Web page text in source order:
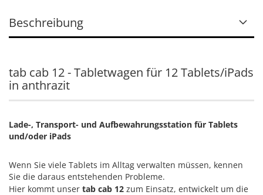
Beschreibung
tab cab 12 - Tabletwagen für 12 Tablets/iPads
in anthrazit
Lade-, Transport- und Aufbewahrungsstation für Tablets
und/oder iPads
Wenn Sie viele Tablets im Alltag verwalten müssen, kennen
Sie die daraus entstehenden Probleme.
Hier kommt unser tab cab 12 zum Einsatz, entwickelt um die